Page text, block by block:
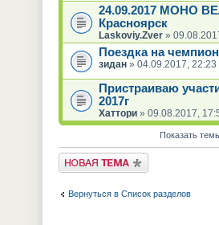
24.09.2017 МОНО
Красноярск
Laskoviy.Zver»
Поездка на
зидан» 04.09.2017, 22:23
Пристраиваю
2017г
Хаттори» 09.08.2017,
Показать
Новая тема
Вернуться в Список разделов